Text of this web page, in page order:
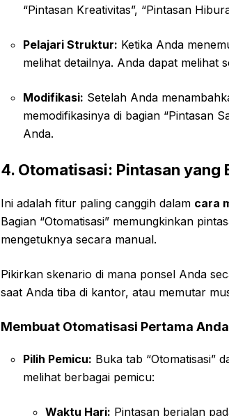
“Pintasan Kreativitas”, “Pintasan
Pelajari Struktur: Ketika Anda
melihat detailnya. Anda dapat melihat
Modifikasi: Setelah Anda
memodifikasinya di bagian “Pintasan
Anda.
4. Otomatisasi: Pintasan yang
Ini adalah fitur paling canggih dalam cara
Bagian “Otomatisasi” memungkinkan
mengetuknya secara manual.
Pikirkan skenario di mana ponsel Anda
saat Anda tiba di kantor, atau memutar
Membuat Otomatisasi Pertama Anda
Pilih Pemicu: Buka tab “Otomatisasi”
melihat berbagai pemicu:
Waktu Hari: Pintasan berjalan